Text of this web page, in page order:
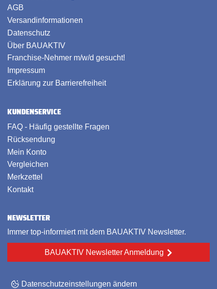
AGB
Versandinformationen
Datenschutz
Über BAUAKTIV
Franchise-Nehmer m/w/d gesucht!
Impressum
Erklärung zur Barrierefreiheit
KUNDENSERVICE
FAQ - Häufig gestellte Fragen
Rücksendung
Mein Konto
Vergleichen
Merkzettel
Kontakt
NEWSLETTER
Immer top-informiert mit dem BAUAKTIV Newsletter.
BAUAKTIV Newsletter Anmeldung
Datenschutzeinstellungen ändern